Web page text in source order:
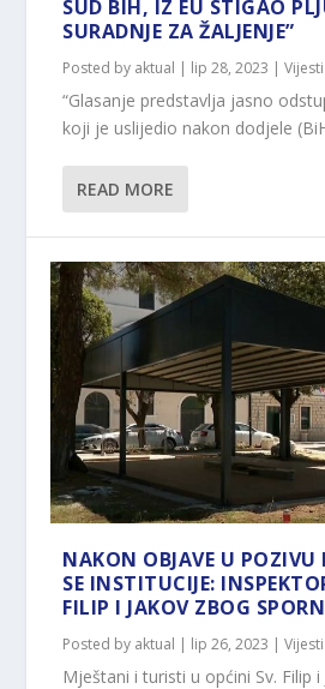
SUD BIH, IZ EU STIGAO
SURADNJE ZA ŽALJENJE”
Posted by aktual | lip 28, 2023 |Vijesti
“Glasanje predstavlja jasno
koji je uslijedio nakon dodjele
READ MORE
NAKON OBJAVE U POZIVU
SE INSTITUCIJE:
FILIP I JAKOV ZBOG
Posted by aktual | lip 26, 2023 |Vijesti
Mještani i turisti u općini Sv. Filip